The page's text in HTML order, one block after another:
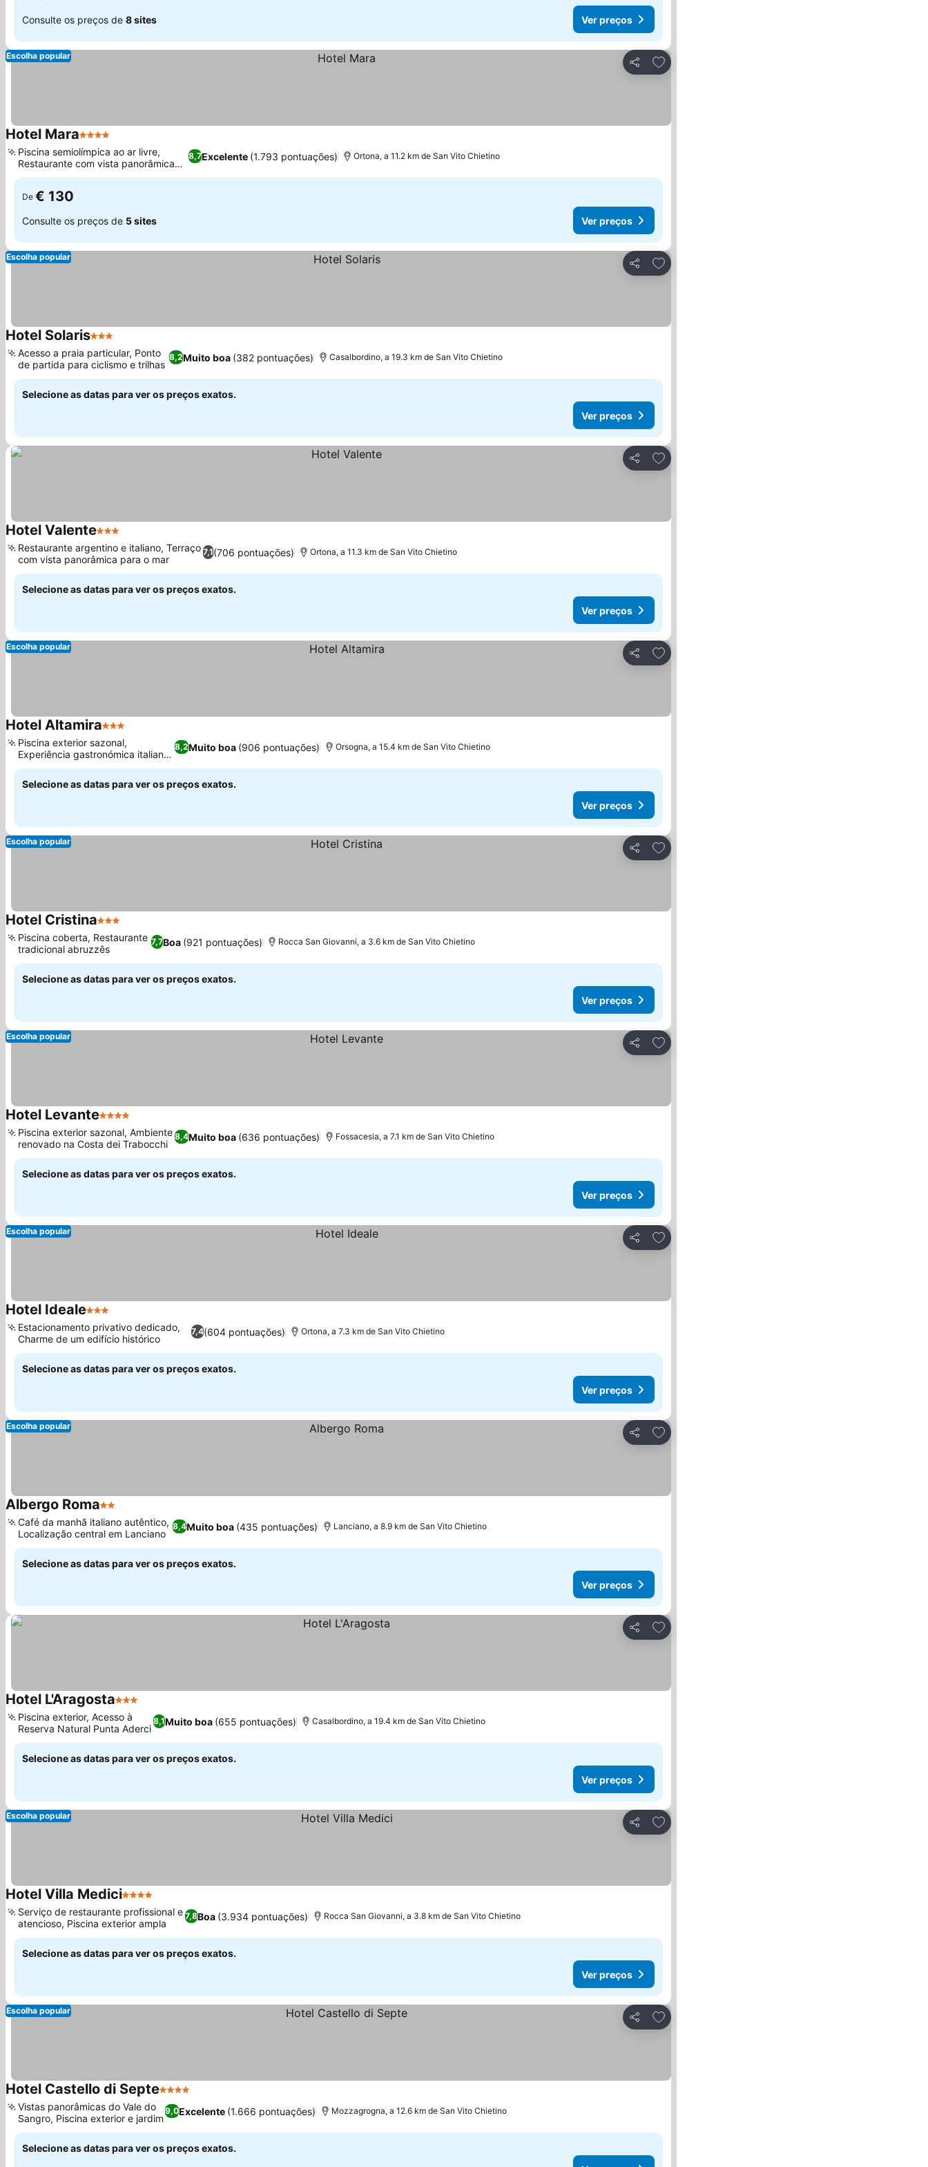
Consulte os preços de 8 sites Ver preços
Partilhar
Adicionar aos favoritos
Escolha popular
Hotel Mara4 Estrelas
8,7Excelente (1.793 pontuações)
Piscina semiolímpica ao ar livre,
Restaurante com vista panorâmica
para o mar
Ortona, a 11.2 km de San Vito Chietino
De € 130
Consulte os preços de 5 sites Ver preços
Partilhar
Adicionar aos favoritos
Escolha popular
Hotel Solaris3 Estrelas
8,2Muito boa (382 pontuações)
Acesso a praia particular, Ponto
de partida para ciclismo e trilhas
Casalbordino, a 19.3 km de San Vito Chietino
Selecione as datas para ver os preços exatos.
Ver preços
Partilhar
Adicionar aos favoritos
Hotel Valente3 Estrelas
7,1(706 pontuações)
Restaurante argentino e italiano, Terraço
com vista panorâmica para o mar
Ortona, a 11.3 km de San Vito Chietino
Selecione as datas para ver os preços exatos.
Ver preços
Partilhar
Adicionar aos favoritos
Escolha popular
Hotel Altamira3 Estrelas
8,2Muito boa (906 pontuações)
Piscina exterior sazonal,
Experiência gastronómica italiana
autêntica
Orsogna, a 15.4 km de San Vito Chietino
Selecione as datas para ver os preços exatos.
Ver preços
Partilhar
Adicionar aos favoritos
Escolha popular
Hotel Cristina3 Estrelas
7,7Boa (921 pontuações)
Piscina coberta, Restaurante
tradicional abruzzês
Rocca San Giovanni, a 3.6 km de San Vito Chietino
Selecione as datas para ver os preços exatos.
Ver preços
Partilhar
Adicionar aos favoritos
Escolha popular
Hotel Levante4 Estrelas
8,4Muito boa (636 pontuações)
Piscina exterior sazonal, Ambiente
renovado na Costa dei Trabocchi
Fossacesia, a 7.1 km de San Vito Chietino
Selecione as datas para ver os preços exatos.
Ver preços
Partilhar
Adicionar aos favoritos
Escolha popular
Hotel Ideale3 Estrelas
7,4(604 pontuações)
Estacionamento privativo dedicado,
Charme de um edifício histórico
Ortona, a 7.3 km de San Vito Chietino
Selecione as datas para ver os preços exatos.
Ver preços
Partilhar
Adicionar aos favoritos
Escolha popular
Albergo Roma2 Estrelas
8,4Muito boa (435 pontuações)
Café da manhã italiano autêntico,
Localização central em Lanciano
Lanciano, a 8.9 km de San Vito Chietino
Selecione as datas para ver os preços exatos.
Ver preços
Partilhar
Adicionar aos favoritos
Hotel L'Aragosta3 Estrelas
8,1Muito boa (655 pontuações)
Piscina exterior, Acesso à
Reserva Natural Punta Aderci
Casalbordino, a 19.4 km de San Vito Chietino
Selecione as datas para ver os preços exatos.
Ver preços
Partilhar
Adicionar aos favoritos
Escolha popular
Hotel Villa Medici4 Estrelas
7,8Boa (3.934 pontuações)
Serviço de restaurante profissional e
atencioso, Piscina exterior ampla
Rocca San Giovanni, a 3.8 km de San Vito Chietino
Selecione as datas para ver os preços exatos.
Ver preços
Partilhar
Adicionar aos favoritos
Escolha popular
Hotel Castello di Septe4 Estrelas
9,0Excelente (1.666 pontuações)
Vistas panorâmicas do Vale do
Sangro, Piscina exterior e jardim
Mozzagrogna, a 12.6 km de San Vito Chietino
Selecione as datas para ver os preços exatos.